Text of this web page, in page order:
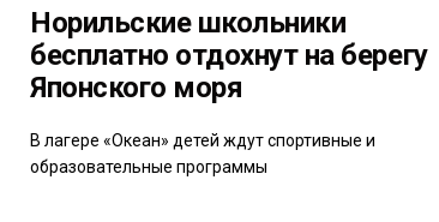
Норильские школьники
бесплатно отдохнут на берегу
Японского моря
В лагере «Океан» детей ждут спортивные и
образовательные программы